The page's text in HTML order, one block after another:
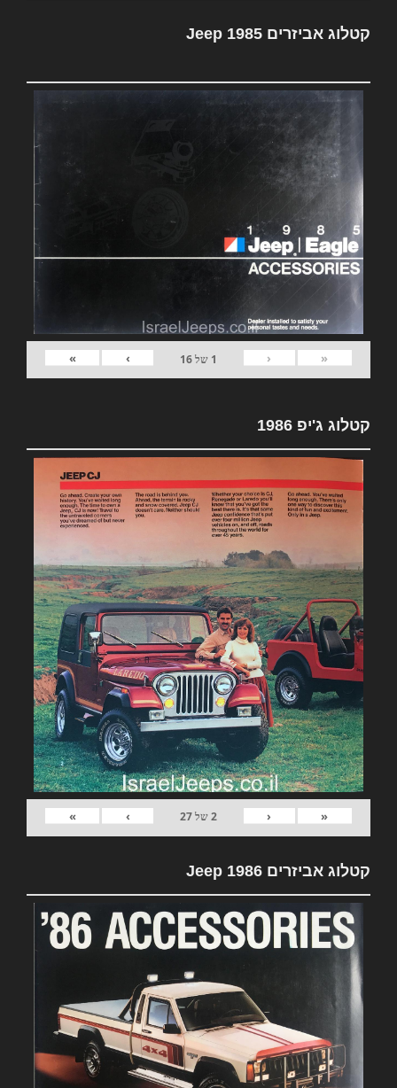
קטלוג אביזרים Jeep 1985
«
‹
1 של16
›
»
קטלוג ג'יפ 1986
«
‹
2של27
›
»
קטלוג אביזרים Jeep 1986